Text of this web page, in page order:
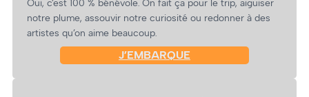
Oui, c’est 100 % bénévole. On fait ça pour le trip, aiguiser
notre plume, assouvir notre curiosité ou redonner à des
artistes qu’on aime beaucoup.
J’EMBARQUE